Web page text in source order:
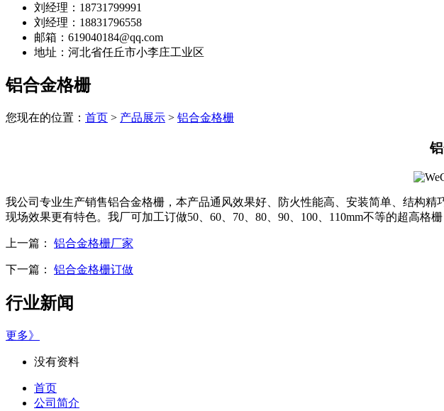
刘经理：18731799991
刘经理：18831796558
邮箱：619040184@qq.com
地址：河北省任丘市小李庄工业区
铝合金格栅
您现在的位置： 首页 > 产品展示 > 铝合金格栅
我公司专业生产销售铝合金格栅，本产品通风效果好、防火性能高、安装简单、结构
现场效果更有特色。我厂可加工订做50、60、70、80、90、100、110mm不等的超高格
上一篇： 铝合金格栅厂家
下一篇： 铝合金格栅订做
行业新闻
更多》
没有资料
首页
公司简介